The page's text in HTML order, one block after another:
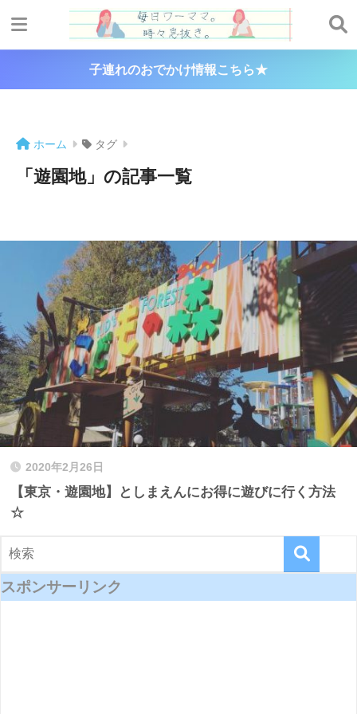
子連れのおでかけ情報こちら★
ホーム タグ
「遊園地」の記事一覧
2020年2月26日
【東京・遊園地】としまえんにお得に遊びに行く方法
☆
スポンサーリンク